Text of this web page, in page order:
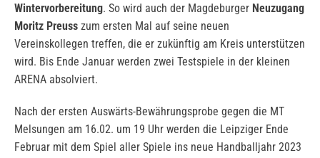
Wintervorbereitung. So wird auch der Magdeburger Neuzugang
Moritz Preuss zum ersten Mal auf seine neuen
Vereinskollegen treffen, die er zukünftig am Kreis unterstützen
wird. Bis Ende Januar werden zwei Testspiele in der kleinen
ARENA absolviert.
Nach der ersten Auswärts-Bewährungsprobe gegen die MT
Melsungen am 16.02. um 19 Uhr werden die Leipziger Ende
Februar mit dem Spiel aller Spiele ins neue Handballjahr 2023